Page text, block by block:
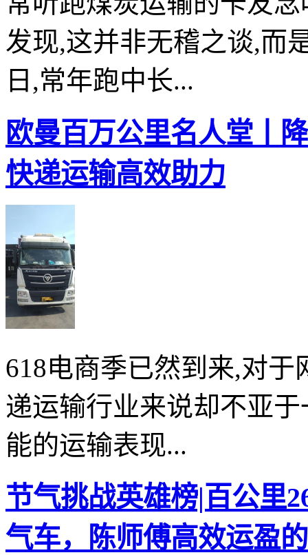
发现,这并非无稽之谈,而
日,常年跑中长...
欧曼百万公里名人堂丨
快递运输高效助力
618电商季已然到来,对
递运输行业来说却不亚
能的运输表现...
节气挑战英雄榜|百公里
气车，陈师傅高效运盈